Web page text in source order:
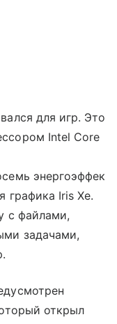
для игр. Это
Intel Core
энергоэффек
графика Iris Xe.
с файлами,
задачами,
открыл